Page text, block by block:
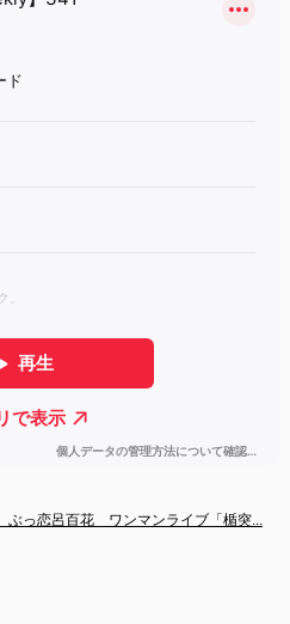
ぶっ恋呂百花　ワンマンライブ「楯突...